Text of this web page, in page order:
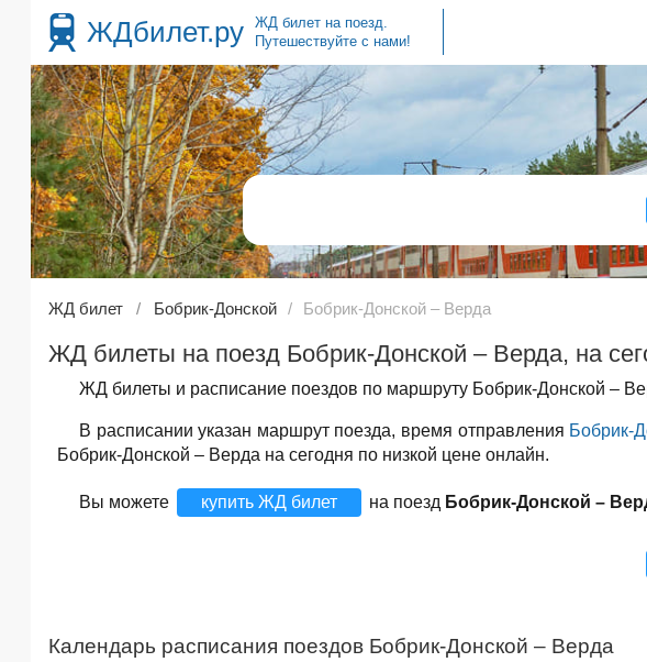
ЖДбилет.ру
ЖД билет на поезд.
Путешествуйте с нами!
ЖД билет Бобрик-Донской Бобрик-Донской – Верда
ЖД билеты на поезд Бобрик-Донской – Верда, на
ЖД билеты и расписание поездов по маршруту Бобрик-Донской –
В расписании указан маршрут поезда, время отправления Бобрик-
Бобрик-Донской – Верда на сегодня по низкой цене онлайн.
Вы можете купить ЖД билет на поезд Бобрик-Донской –
Календарь расписания поездов Бобрик-Донской – Верда